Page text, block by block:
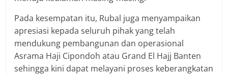
Pada kesempatan itu, Rubal juga menyampaikan
apresiasi kepada seluruh pihak yang telah
mendukung pembangunan dan operasional
Asrama Haji Cipondoh atau Grand El Hajj Banten
sehingga kini dapat melayani proses keberangkatan